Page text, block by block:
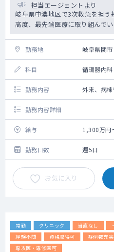
担当エージェントより
岐阜県中濃地区で3次救急を担う
高度、最先端医療に取り組んでい
勤務地 岐阜県関市
科目 循環器内科
勤務内容 外来、病
勤務内容詳細
給与 1,300万円
勤務日数 週5日
お気に入り
常勤 クリニック 当直なし
経験不問
資格取得可 症例数充実
専攻医・専修医可